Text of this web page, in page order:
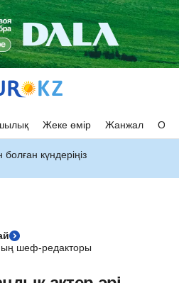
Жеке өмір Жанжал
болған күндеріңіз
шеф-редакторы